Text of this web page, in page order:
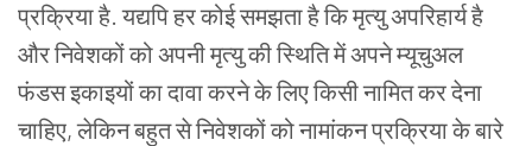
प्रक्रियाहै. यद्यपिहरकोईसमझताहैकिमृत्युअपरिहार्यहै
औरनिवेशकोंकोअपनीमृत्युकीस्थितिमेंअपनेम्यूचुअल
फंडसइकाइयोंकादावाकरनेकेलिएकिसीनामितकरदेना
चाहिए, लेकिनबहुतसेनिवेशकोंकोनामांकनप्रक्रियाकेबारे